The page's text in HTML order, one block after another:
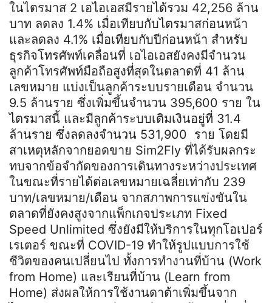
ในไตรมาส 2 เอไอเอสมีรายได้รวม 42,256 ล้าน
บาท ลดลง 1.4% เมื่อเทียบกับไตรมาสก่อนหน้า
และลดลง 4.1% เมื่อเทียบกับปีก่อนหน้า สำหรับ
ธุรกิจโทรศัพท์เคลื่อนที่ เอไอเอสยังคงมีจำนวน
ลูกค้าโทรศัพท์มือถือสูงที่สุดในตลาดที่ 41 ล้าน
เลขหมาย แบ่งเป็นลูกค้าระบบรายเดือน จำนวน
9.5 ล้านราย ซึ่งเพิ่มขึ้นจำนวน 395,600 ราย ใน
ไตรมาสนี้ และมีลูกค้าระบบเติมเงินอยู่ที่ 31.4
ล้านราย ซึ่งลดลงจำนวน 531,900 ราย โดยมี
สาเหตุหลักจากยอดขาย Sim2Fly ที่ได้รับผลกระ
ทบจากข้อจำกัดของการเดินทางระหว่างประเทศ
ในขณะที่รายได้ต่อเลขหมายเฉลี่ยเท่ากับ 239
บาท/เลขหมาย/เดือน จากสภาพการแข่งขันใน
ตลาดที่ยังคงสูงจากแพ็กเกจประเภท Fixed
Speed Unlimited ซึ่งยังมีให้บริการในทุกโอเปอร์
เรเตอร์ ขณะที่ COVID-19 ทำให้รูปแบบการใช้
ชีวิตของคนเปลี่ยนไป ทั้งการทำงานที่บ้าน (Work
from Home) และเรียนที่บ้าน (Learn from
Home) ส่งผลให้การใช้งานดาต้าเพิ่มขึ้นจาก